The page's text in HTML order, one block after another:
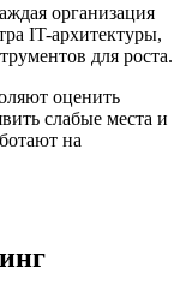
организация
IT-архитектуры,
для роста.
оценить
слабые места и
на